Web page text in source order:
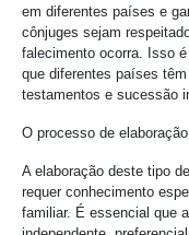
em diferentes países e
cônjuges sejam
falecimento ocorra. Isso
que diferentes países
testamentos e sucessão
O processo de elaboração
A elaboração deste tipo
requer conhecimento
familiar. É essencial que